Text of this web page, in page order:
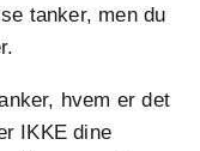
tanker, men du
hvem er det
IKKE dine